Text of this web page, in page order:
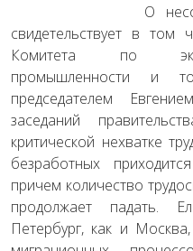
О
свидетельствует в том
Комитета по
промышленности и
председателем
заседаний
критической нехватке
безработных
причем количество
продолжает падать.
Петербург, как и